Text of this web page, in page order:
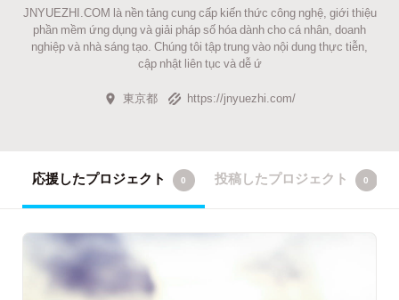
JNYUEZHI.COM là nền tảng cung cấp kiến thức công nghệ, giới thiệu
phần mềm ứng dụng và giải pháp số hóa dành cho cá nhân, doanh
nghiệp và nhà sáng tạo. Chúng tôi tập trung vào nội dung thực tiễn,
cập nhật liên tục và dễ ứ
東京都 https://jnyuezhi.com/
応援したプロジェクト 0 投稿したプロジェクト 0